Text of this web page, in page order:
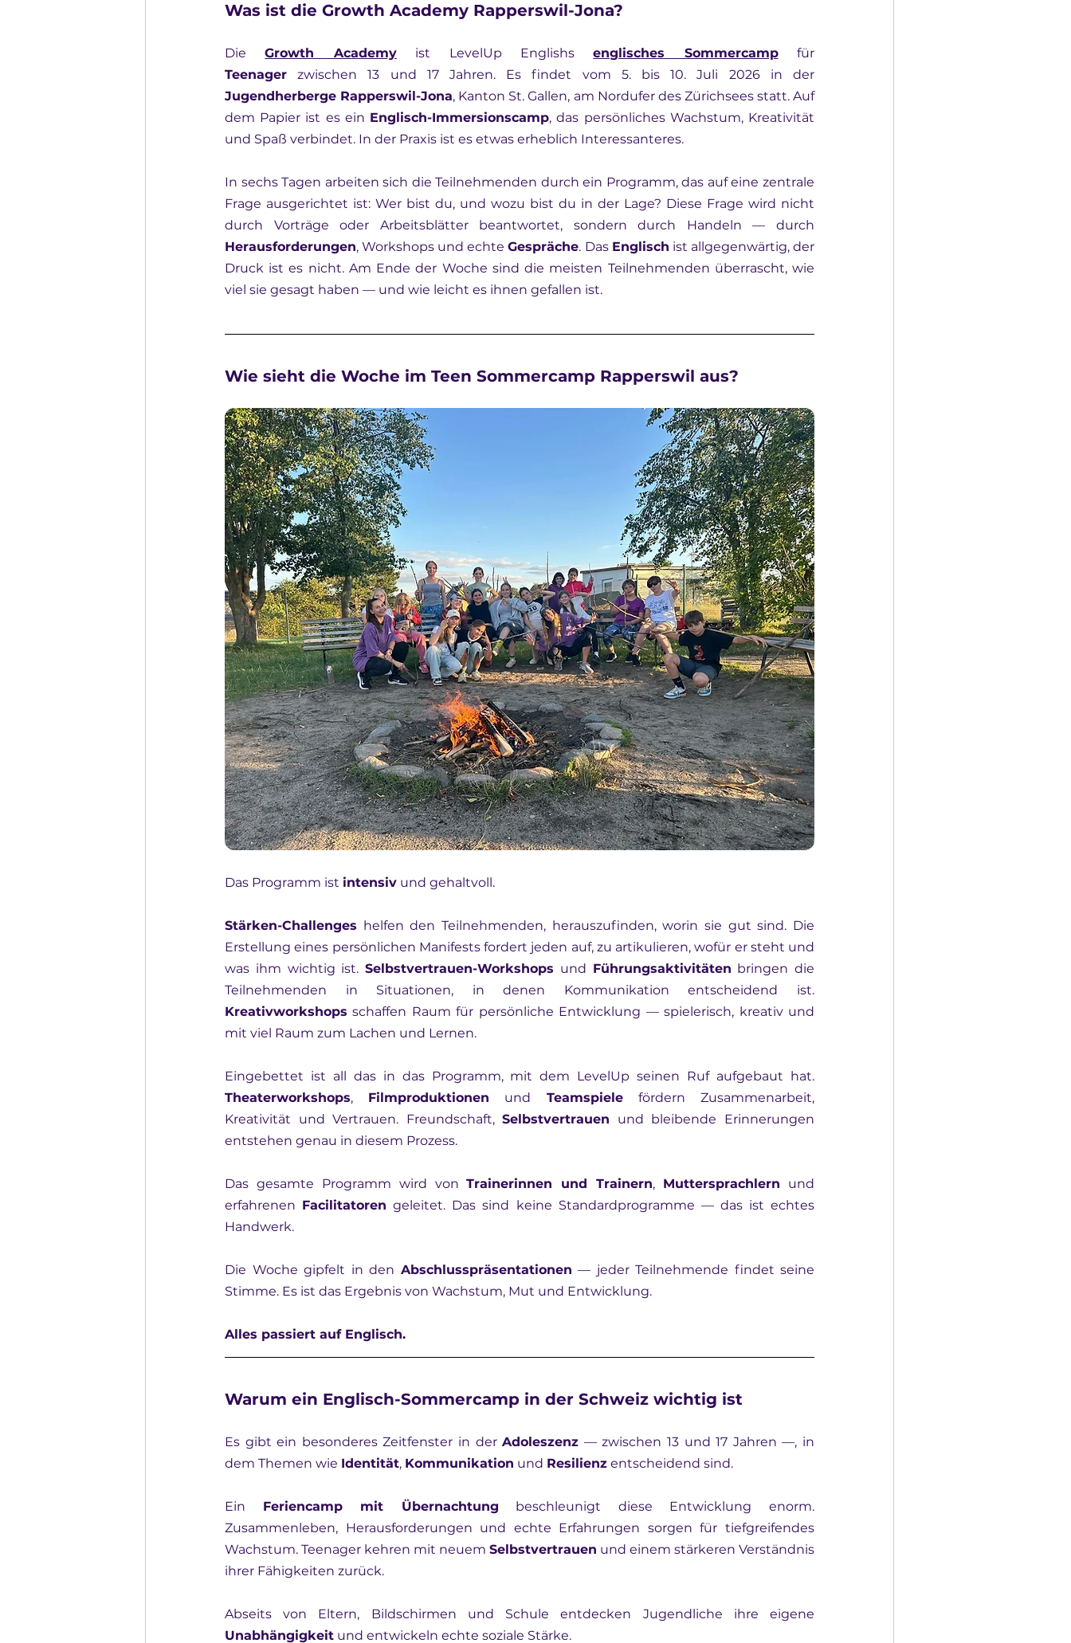
Was ist die Growth Academy Rapperswil-Jona?
Die Growth Academy ist LevelUp Englishs englisches Sommercamp
Teenager
Jugendherberge Rapperswil-Jona, Kanton St. Gallen, am Nordufer des Zürichsees statt. Auf
dem Papier ist es ein Englisch-Immersionscamp, das persönliches Wachstum, Kreativität
und Spaß verbindet. In der Praxis ist es etwas erheblich Interessanteres.
In sechs Tagen arbeiten sich die Teilnehmenden durch ein Programm, das auf eine zentrale
Frage ausgerichtet ist: Wer bist du, und wozu bist du in der Lage? Diese Frage wird nicht
Herausforderungen, Workshops und echte Gespräche. Das Englisch ist allgegenwärtig, der
Druck ist es nicht. Am Ende der Woche sind die meisten Teilnehmenden überrascht, wie
viel sie gesagt haben — und wie leicht es ihnen gefallen ist.
Wie sieht die Woche im Teen Sommercamp Rapperswil aus?
Das Programm ist intensiv und gehaltvoll.
Stärken-Challenges helfen den Teilnehmenden, herauszufinden, worin sie gut sind. Die
Erstellung eines persönlichen Manifests fordert jeden auf, zu artikulieren, wofür er steht und
was ihm wichtig ist. Selbstvertrauen-Workshops und Führungsaktivitäten bringen die
Kreativworkshops schaffen Raum für persönliche Entwicklung — spielerisch, kreativ und
mit viel Raum zum Lachen und Lernen.
Theaterworkshops, Filmproduktionen und Teamspiele fördern Zusammenarbeit,
Kreativität und Vertrauen. Freundschaft, Selbstvertrauen und bleibende Erinnerungen
entstehen genau in diesem Prozess.
Das gesamte Programm wird von Trainerinnen und Trainern, Muttersprachlern und
erfahrenen Facilitatoren geleitet. Das sind keine Standardprogramme — das ist echtes
Handwerk.
Die Woche gipfelt in den Abschlusspräsentationen — jeder Teilnehmende findet seine
Stimme. Es ist das Ergebnis von Wachstum, Mut und Entwicklung.
Alles passiert auf Englisch.
Warum ein Englisch-Sommercamp in der Schweiz wichtig ist
Es gibt ein besonderes Zeitfenster in der Adoleszenz — zwischen 13 und 17 Jahren —, in
dem Themen wie Identität, Kommunikation und Resilienz entscheidend sind.
Ein Feriencamp mit Übernachtung beschleunigt diese Entwicklung enorm.
Zusammenleben, Herausforderungen und echte Erfahrungen sorgen für tiefgreifendes
Wachstum. Teenager kehren mit neuem Selbstvertrauen und einem stärkeren Verständnis
ihrer Fähigkeiten zurück.
Unabhängigkeit und entwickeln echte soziale Stärke.